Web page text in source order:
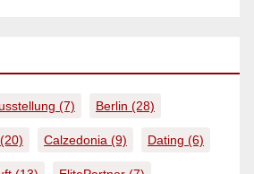
(7) Berlin (28)
(20) Calzedonia (9) Dating (6)